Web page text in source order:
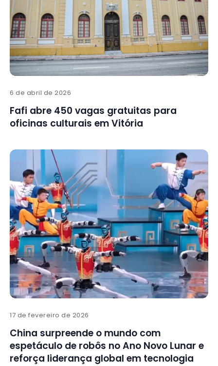
6 de abril de 2026
Fafi abre 450 vagas gratuitas para
oficinas culturais em Vitória
17 de fevereiro de 2026
China surpreende o mundo com
espetáculo de robôs no Ano Novo Lunar e
reforça liderança global em tecnologia